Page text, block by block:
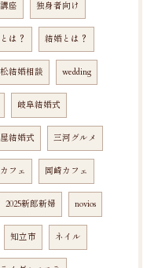
座 独身者向け
は？ 結婚とは？
結婚相談 wedding
岐阜結婚式
結婚式 三河グルメ
フェ 岡崎カフェ
2025新郎新婦 novios
知立市 ネイル